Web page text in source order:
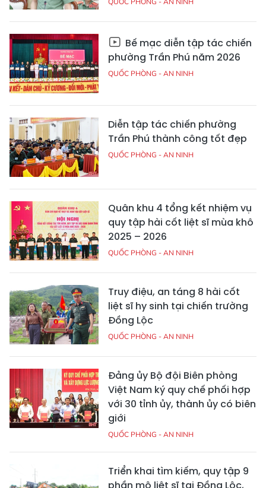
Bế mạc diễn tập tác chiến
phường Trần Phú năm 2026
QUỐC PHÒNG - AN NINH
Diễn tập tác chiến phường
Trần Phú thành công tốt đẹp
QUỐC PHÒNG - AN NINH
Quân khu 4 tổng kết nhiệm vụ
quy tập hài cốt liệt sĩ mùa khô
2025 – 2026
QUỐC PHÒNG - AN NINH
Truy điệu, an táng 8 hài cốt
liệt sĩ hy sinh tại chiến trường
Đồng Lộc
QUỐC PHÒNG - AN NINH
Đảng ủy Bộ đội Biên phòng
Việt Nam ký quy chế phối hợp
với 30 tỉnh ủy, thành ủy có biên
giới
QUỐC PHÒNG - AN NINH
Triển khai tìm kiếm, quy tập 9